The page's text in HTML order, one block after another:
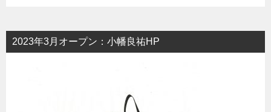
2023年3月オープン：小幡良祐HP